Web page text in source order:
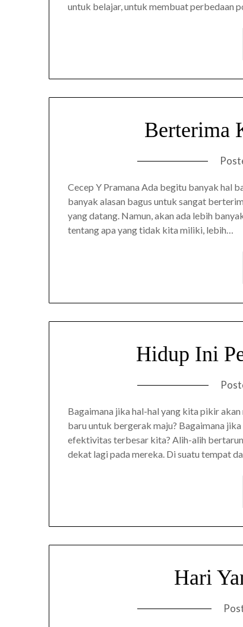
untuk belajar, untuk membuat perbedaan
Berterima
Cecep Y Pramana Ada begitu banyak hal
banyak alasan bagus untuk sangat
yang datang. Namun, akan ada lebih
tentang apa yang tidak kita miliki, lebih…
Hidup Ini
Bagaimana jika hal-hal yang kita pikir
baru untuk bergerak maju? Bagaimana
efektivitas terbesar kita? Alih-alih
dekat lagi pada mereka. Di suatu tempat
Hari